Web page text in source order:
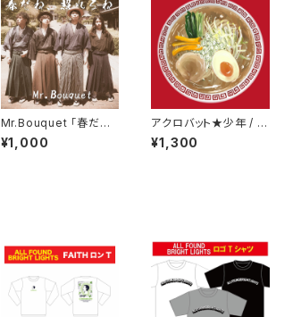
Mr.Bouquet 「春だね、
照れるね」
¥1,000
アクロバット★少年 / チ
ャーラーセット
¥1,300